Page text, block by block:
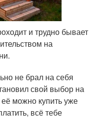
и трудно бывает
на
не брал на себя
свой выбор на
можно купить уже
всё тебе